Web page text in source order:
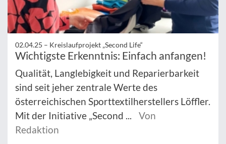
02.04.25 – Kreislaufprojekt „Second Life“
Wichtigste Erkenntnis: Einfach anfangen!
Qualität, Langlebigkeit und Reparierbarkeit
sind seit jeher zentrale Werte des
österreichischen Sporttextilherstellers Löffler.
Mit der Initiative „Second ...
Von
Redaktion